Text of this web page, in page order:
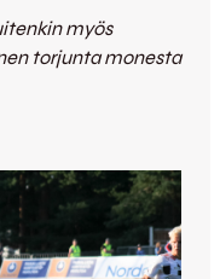
myös
torjunta monesta